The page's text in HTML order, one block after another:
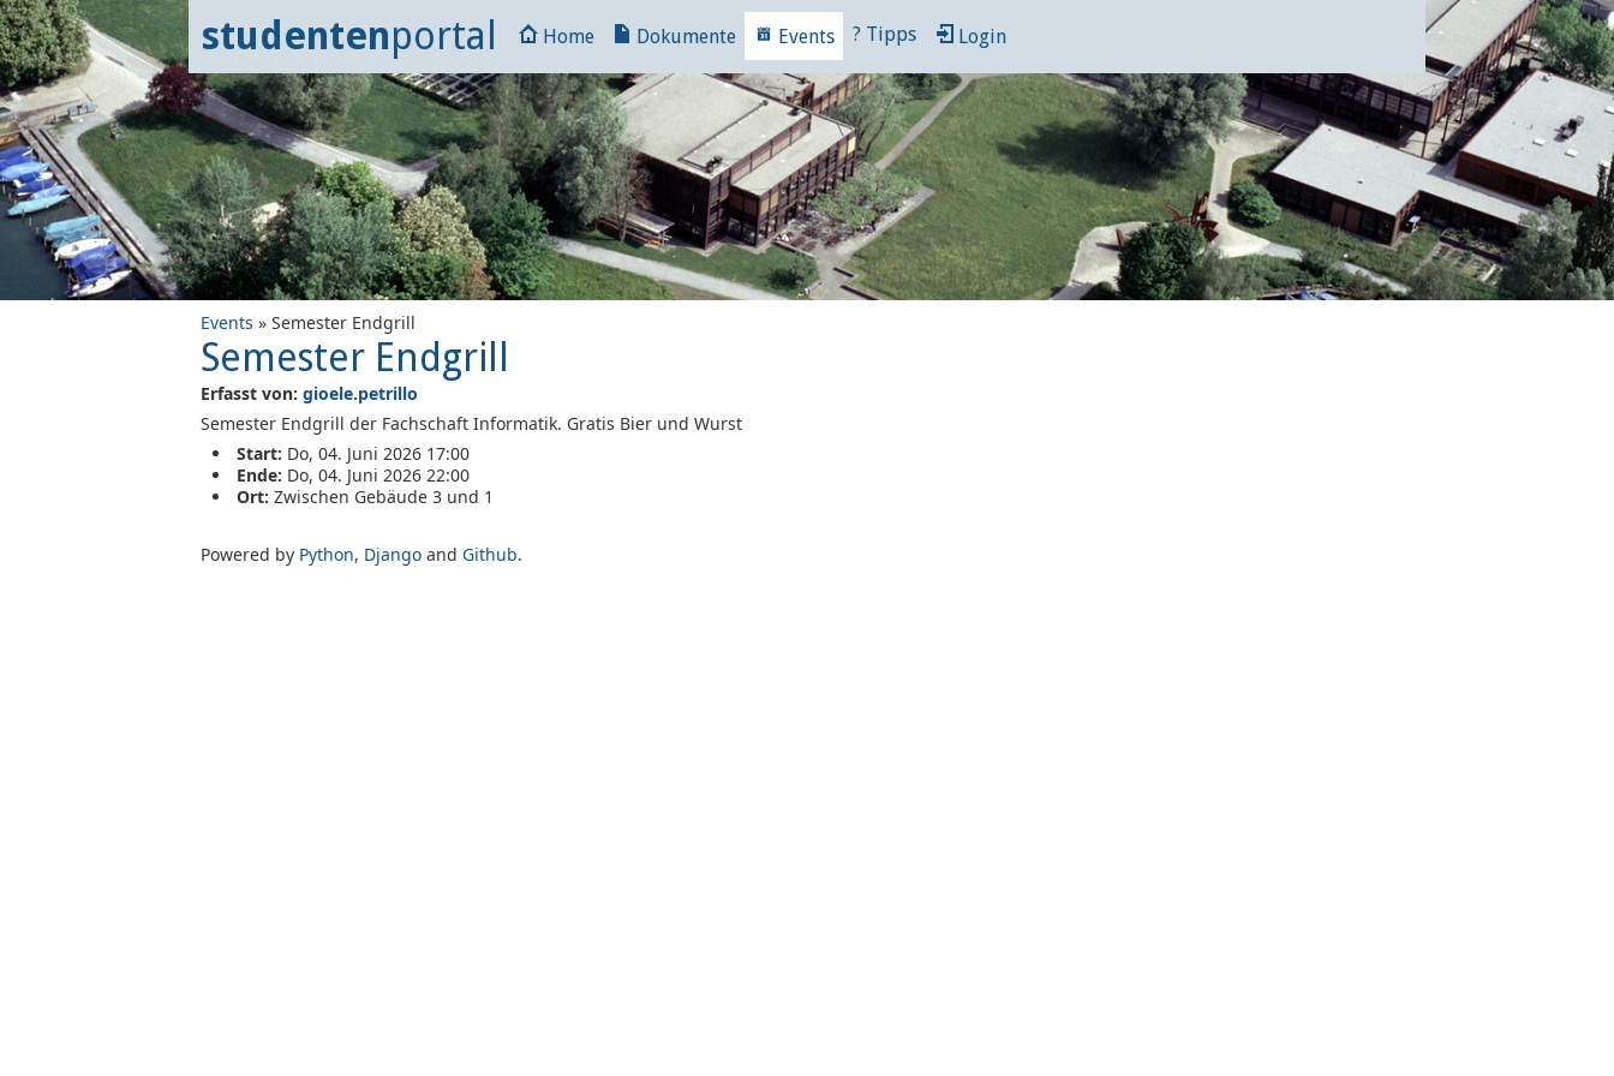
studentenportal Home Dokumente Events ? Tipps Login
Events » Semester Endgrill
Semester Endgrill
Erfasst von: gioele.petrillo
Semester Endgrill der Fachschaft Informatik. Gratis Bier und Wurst
Start: Do, 04. Juni 2026 17:00
Ende: Do, 04. Juni 2026 22:00
Ort: Zwischen Gebäude 3 und 1
Powered by Python, Django and Github.